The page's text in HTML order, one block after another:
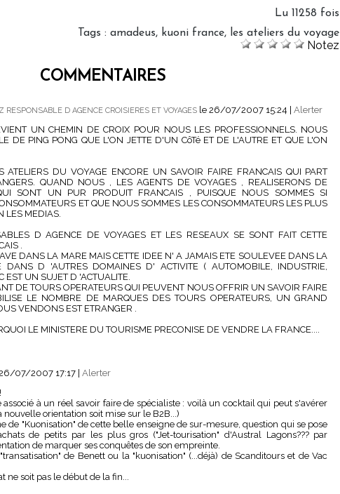
Lu 11258 fois
Tags : amadeus, kuoni france, les ateliers du voyage
Notez
COMMENTAIRES
D AGENCE CROISIERES ET VOYAGES le 26/07/2007 15:24
Alerter
UN CHEMIN DE CROIX POUR NOUS LES PROFESSIONNELS. NOUS
DE PING PONG QUE L'ON JETTE D'UN CôTé ET DE L'AUTRE ET QUE L'ON
ATELIERS DU VOYAGE ENCORE UN SAVOIR FAIRE FRANCAIS QUI PART
QUAND NOUS , LES AGENTS DE VOYAGES , REALISERONS DE
SONT UN PUR PRODUIT FRANCAIS , PUISQUE NOUS SOMMES SI
ET QUE NOUS SOMMES LES CONSOMMATEURS LES PLUS
LES MEDIAS.
D AGENCE DE VOYAGES ET LES RESEAUX SE SONT FAIT CETTE
.
DANS LA MARE MAIS CETTE IDEE N' A JAMAIS ETE SOULEVEE DANS LA
DANS D 'AUTRES DOMAINES D' ACTIVITE ( AUTOMOBILE, INDUSTRIE,
EST UN SUJET D 'ACTUALITE.
DE TOURS OPERATEURS QUI PEUVENT NOUS OFFRIR UN SAVOIR FAIRE
LE NOMBRE DE MARQUES DES TOURS OPERATEURS, UN GRAND
VENDONS EST ETRANGER .
LE MINISTERE DU TOURISME PRECONISE DE VENDRE LA FRANCE....
07/2007 17:17 Alerter
à un réel savoir faire de spécialiste : voilà un cocktail qui peut s'avérer
orientation soit mise sur le B2B...)
de "Kuonisation" de cette belle enseigne de sur-mesure, question qui se pose
de petits par les plus gros ("Jet-tourisation" d'Austral Lagons??? par
de marquer ses conquêtes de son empreinte.
de Benett ou la "kuonisation" (...déjà) de Scanditours et de Vac
ne soit pas le début de la fin...